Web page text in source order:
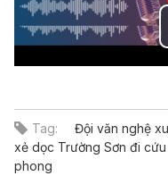
Tag:
Đội văn nghệ
xẻ dọc Trường Sơn đi
phong